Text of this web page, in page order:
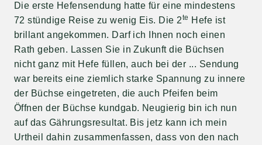
Die erste Hefensendung hatte für eine mindestens
72 stündige Reise zu wenig Eis. Die 2te Hefe ist
brillant angekommen. Darf ich Ihnen noch einen
Rath geben. Lassen Sie in Zukunft die Büchsen
nicht ganz mit Hefe füllen, auch bei der ... Sendung
war bereits eine ziemlich starke Spannung zu innere
der Büchse eingetreten, die auch Pfeifen beim
Öffnen der Büchse kundgab. Neugierig bin ich nun
auf das Gährungsresultat. Bis jetz kann ich mein
Urtheil dahin zusammenfassen, dass von den nach